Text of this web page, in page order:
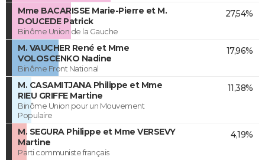
Mme BACARISSE Marie-Pierre et M.
DOUCEDE Patrick
Binôme Union de la Gauche
27,54%
M. VAUCHER René et Mme
VOLOSCENKO Nadine
Binôme Front National
17,96%
M. CASAMITJANA Philippe et Mme
RIEU GRIFFE Martine
Binôme Union pour un Mouvement
Populaire
11,38%
M. SEGURA Philippe et Mme VERSEVY
Martine
Parti communiste français
4,19%